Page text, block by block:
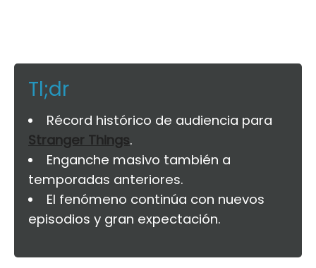
Tl;dr
Récord histórico de audiencia para
Stranger Things.
Enganche masivo también a
temporadas anteriores.
El fenómeno continúa con nuevos
episodios y gran expectación.